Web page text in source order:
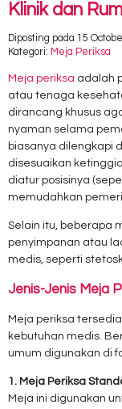
Klinik dan
Diposting pada 15
Kategori: Meja Periksa
Meja periksa adalah
atau tenaga
dirancang khusus
nyaman selama
biasanya dilengkapi
disesuaikan
diatur posisinya
memudahkan
Selain itu, beberapa
penyimpanan atau
medis, seperti
Jenis-Jenis Meja
Meja periksa
kebutuhan medis.
umum digunakan di
1. Meja Periksa
Meja ini digunakan